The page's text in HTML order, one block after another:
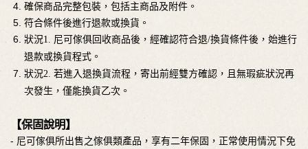
確保商品完整包裝，包括主商品及附件。
符合條件後進行退款或換貨。
狀況1. 尼可傢俱回收商品後，經確認符合退/換貨條件後，始進行
退款或換貨程式。
狀況2. 若進入退換貨流程，寄出前經雙方確認，且無瑕疵狀況再
次發生，僅能換貨乙次。
【保固說明】
- 尼可傢俱所出售之傢俱類產品，享有二年保固，正常使用情況下免